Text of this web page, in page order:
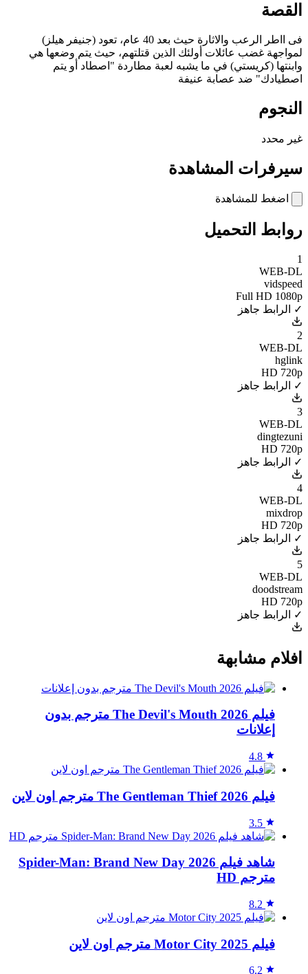
القصة
فى ااطر الرعب والاثارة حيث بعد 40 عام، تعود (جنيفر هيلز)
لمواجهة غضب عائلات أولئك الذين قتلتهم، حيث يتم وضعها هي
وابنتها (كريستي) في ما يشبه لعبة مطاردة "اصطاد أو يتم
اصطيادك" ضد عصابة عنيفة
النجوم
غير محدد
سيرفرات المشاهدة
اضغط للمشاهدة
روابط التحميل
1
WEB-DL
vidspeed
Full HD 1080p
✓ الرابط جاهز
2
WEB-DL
hglink
HD 720p
✓ الرابط جاهز
3
WEB-DL
dingtezuni
HD 720p
✓ الرابط جاهز
4
WEB-DL
mixdrop
HD 720p
✓ الرابط جاهز
5
WEB-DL
doodstream
HD 720p
✓ الرابط جاهز
افلام مشابهة
فيلم The Devil's Mouth 2026 مترجم بدون
إعلانات
4.8
فيلم The Gentleman Thief 2026 مترجم اون لاين
3.5
شاهد فيلم Spider-Man: Brand New Day 2026
مترجم HD
8.2
فيلم Motor City 2025 مترجم اون لاين
6.2